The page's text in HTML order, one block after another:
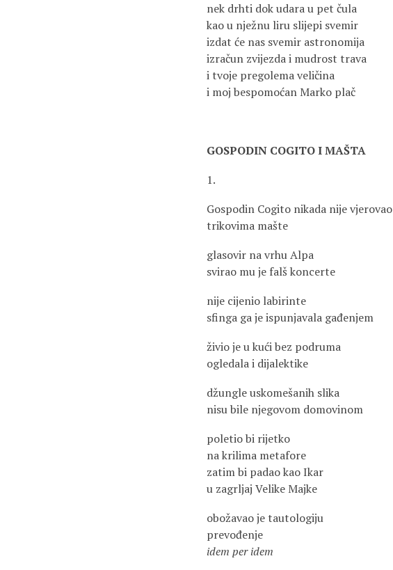
nek drhti dok udara u pet čula
kao u nježnu liru slijepi svemir
izdat će nas svemir astronomija
izračun zvijezda i mudrost trava
i tvoje pregolema veličina
i moj bespomoćan Marko plač
GOSPODIN COGITO I MAŠTA
1.
Gospodin Cogito nikada nije vjerovao
trikovima mašte
glasovir na vrhu Alpa
svirao mu je falš koncerte
nije cijenio labirinte
sfinga ga je ispunjavala gađenjem
živio je u kući bez podruma
ogledala i dijalektike
džungle uskomešanih slika
nisu bile njegovom domovinom
poletio bi rijetko
na krilima metafore
zatim bi padao kao Ikar
u zagrljaj Velike Majke
obožavao je tautologiju
prevođenje
idem per idem